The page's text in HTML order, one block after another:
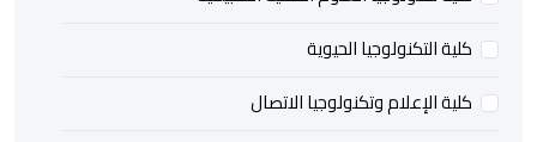
كلية التكنولوجيا الحيوية
كلية الإعلام وتكنولوجيا الاتصال